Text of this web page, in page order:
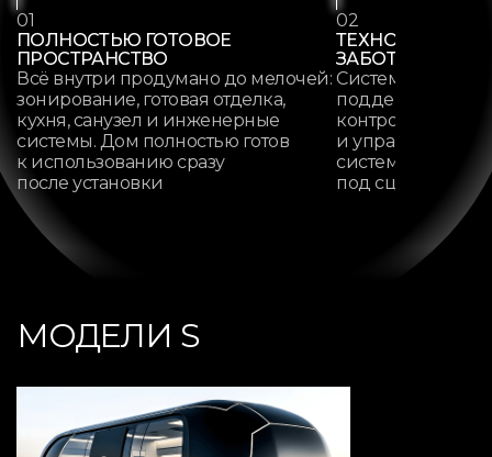
01
ПОЛНОСТЬЮ ГОТОВОЕ
ПРОСТРАНСТВО
Всё внутри продумано до мелочей:
зонирование, готовая отделка,
кухня, санузел и инженерные
системы. Дом полностью готов
к использованию сразу
после установки
02
ТЕХНОЛОГИИ,
ЗАБОТЯТСЯ О
Система «Умный
поддерживает
контролирует
и управляет
системами,
под сценарии
МОДЕЛИ S